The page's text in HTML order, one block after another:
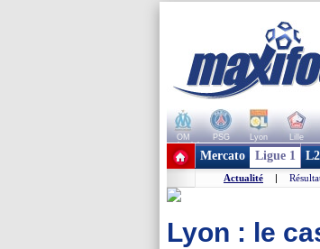
OM PSG Lyon Lille
+ de clubs
Mercato Ligue 1
Actualité |
Lyon : le